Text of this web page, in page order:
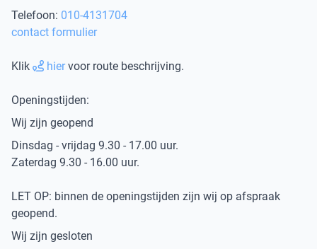
Telefoon: 010-4131704
contact formulier
Klik hiervoor route beschrijving.
Openingstijden:
Wij zijn geopend
Dinsdag - vrijdag 9.30 - 17.00 uur.
Zaterdag 9.30 - 16.00 uur.
LET OP: binnen de openingstijden zijn wij op afspraak
geopend.
Wij zijn gesloten